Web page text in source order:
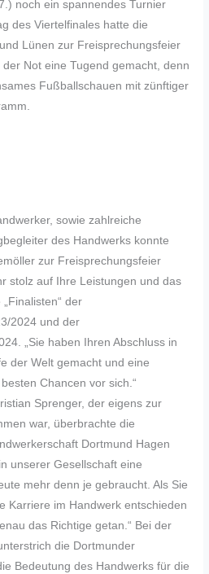
noch ein spannendes Turnier
des Viertelfinales hatte die
Lünen zur Freisprechungsfeier
Not eine Tugend gemacht, denn
Fußballschauen mit zünftiger
sowie zahlreiche
des Handwerks konnte
zur Freisprechungsfeier
stolz auf Ihre Leistungen und das
der
2024 und der
„Sie haben Ihren Abschluss in
der Welt gemacht und eine
Chancen vor sich.“
Sprenger, der eigens zur
war, überbrachte die
Dortmund Hagen
unserer Gesellschaft eine
mehr denn je gebraucht. Als Sie
Karriere im Handwerk entschieden
das Richtige getan.“ Bei der
die Dortmunder
Bedeutung des Handwerks für die